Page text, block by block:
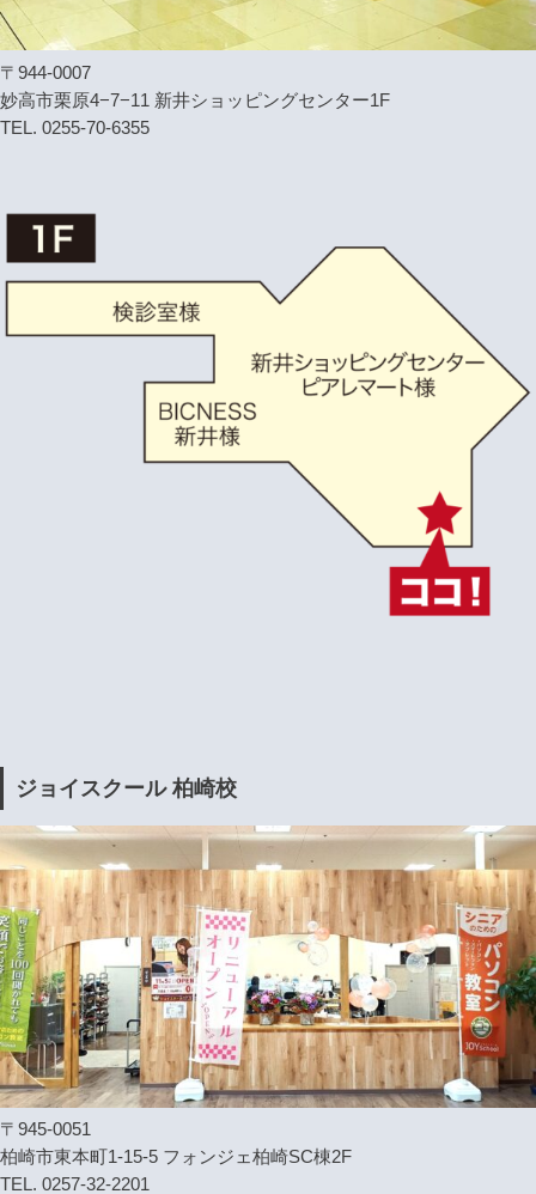
〒944-0007
妙高市栗原4−7−11 新井ショッピングセンター1F
TEL. 0255-70-6355
ジョイスクール 柏崎校
〒945-0051
柏崎市東本町1-15-5 フォンジェ柏崎SC棟2F
TEL. 0257-32-2201